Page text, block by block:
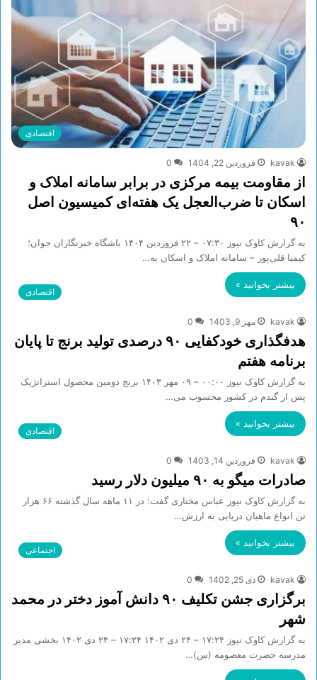
اقتصادی
kavak فروردین 22, 1404 0
از مقاومت بیمه مرکزی در برابر سامانه املاک و
اسکان تا ضرب‌العجل یک هفته‌ای کمیسیون اصل
۹۰
به گزارش کاوک نیوز ۰۷:۳۰ – ۲۲ فروردين ۱۴۰۴ باشگاه خبرنگاران جوان؛
کیمیا قلی‌پور – سامانه املاک و اسکان به…
بیشتر بخوانید »
اقتصادی
kavak مهر 9, 1403 0
هدفگذاری خودکفایی ۹۰ درصدی تولید برنج تا پایان
برنامه هفتم
به گزارش کاوک نیوز ۰۰:۰۰ – ۰۹ مهر ۱۴۰۳ برنج دومین محصول استراتژیک
پس از گندم در کشور محسوب می…
بیشتر بخوانید »
اقتصادی
kavak فروردین 14, 1403 0
صادرات میگو به ۹۰ میلیون دلار رسید
به گزارش کاوک نیوز عباس مختاری گفت: در ۱۱ ماهه سال گذشته ۶۶ هزار
تن انواع ماهیان دریایی به ارزش…
بیشتر بخوانید »
اجتماعی
kavak دی 25, 1402 0
برگزاری جشن تکلیف ۹۰ دانش آموز دختر در محمد
شهر
به گزارش کاوک نیوز ۱۷:۲۴ – ۲۴ دی ۱۴۰۲ ۱۷:۲۴ – ۲۴ دی ۱۴۰۲ بخشی مدیر
مدرسه حضرت معصومه (س)…